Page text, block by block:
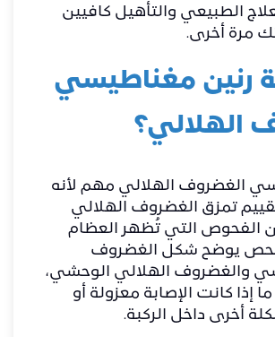
الطبيعي والتأهيل كافيين
مرة أخرى.
رنين مغناطيسي
الهلالي؟
الغضروف الهلالي مهم لأنه
تمزق الغضروف الهلالي
الفحوص التي تُظهر العظام
يوضح شكل الغضروف
والغضروف الهلالي الوحشي،
إذا كانت الإصابة معزولة أو
أخرى داخل الركبة.